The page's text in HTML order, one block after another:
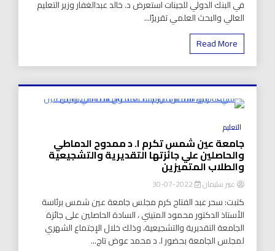
في البنك الدولي للجينات استعرض د. خالد عبدالغفار وزير التعليم
العالي والبحث العلمي تقريرًا...
Read More
التعليم
جامعة عين شمس تكرم ا. د ممدوح الدماطي
والحاصلين علي جائزتها التقديرية والتشجيعية
والطلاب المتميزين
عبير سليمان
كتبت: سحر عبد الفتاح كرم مجلس جامعة عين شمس برئاسة
الأستاذ الدكتور محمود المتيني ، السادة الحاصلين على جائزة
الجامعة التقديرية والتشجيعية، وذلك خلال الإجتماع الشهري
لمجلس الجامعة بحضور ا. د محمد عوض تاج...